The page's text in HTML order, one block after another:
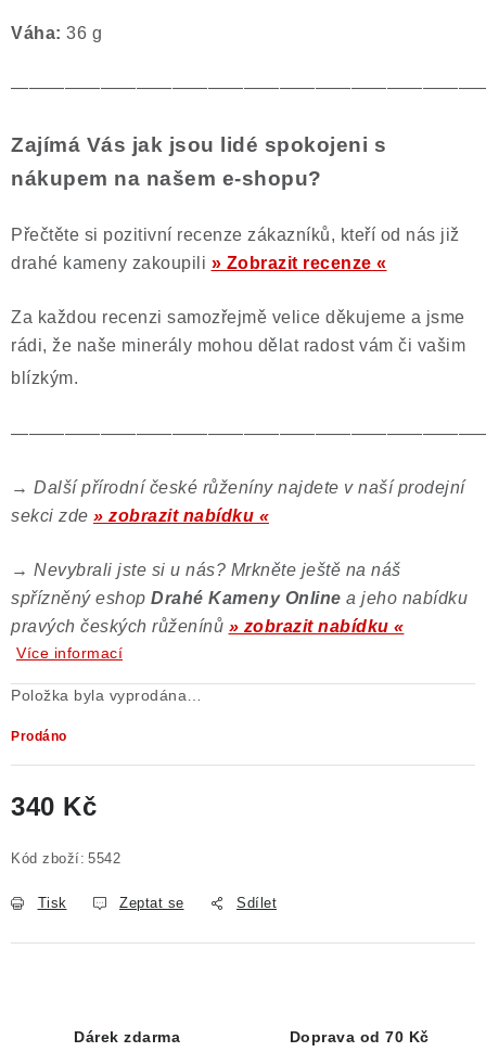
Váha: 36 g
Zajímá Vás jak jsou lidé spokojeni s
nákupem na našem e-shopu?
Přečtěte si pozitivní recenze zákazníků, kteří od nás již
drahé kameny zakoupili » Zobrazit recenze «
Za každou recenzi samozřejmě velice děkujeme a jsme
rádi, že naše minerály mohou dělat radost vám či vašim
blízkým.
→ Další přírodní české růženíny najdete v naší prodejní
sekci zde » zobrazit nabídku «
→ Nevybrali jste si u nás? Mrkněte ještě na náš
spřízněný eshop Drahé Kameny Online a jeho nabídku
pravých českých růženínů » zobrazit nabídku «
Více informací
Položka byla vyprodána…
Prodáno
340 Kč
Kód zboží: 5542
Tisk Zeptat se Sdílet
Dárek zdarma Doprava od 70 Kč